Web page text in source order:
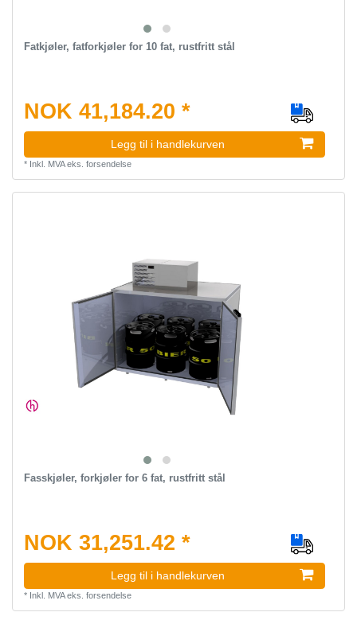
Fatkjøler, fatforkjøler for 10 fat, rustfritt stål
NOK 41,184.20 *
Legg til i handlekurven
* Inkl. MVAeks. forsendelse
Fasskjøler, forkjøler for 6 fat, rustfritt stål
NOK 31,251.42 *
Legg til i handlekurven
* Inkl. MVAeks. forsendelse